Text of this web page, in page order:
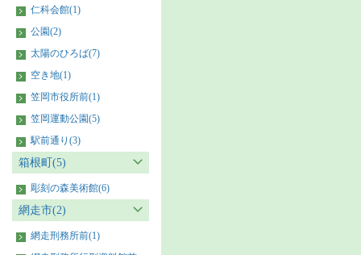
仁科会館(1)
公園(2)
太陽のひろば(7)
空き地(1)
笠岡市役所前(1)
笠岡運動公園(5)
駅前通り(3)
箱根町(5)
彫刻の森美術館(6)
網走市(2)
網走刑務所前(1)